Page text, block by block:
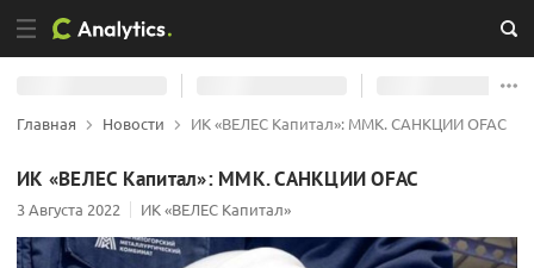
Главная Новости ИК «ВЕЛЕС Капитал»: ММК. САНКЦИИ OFAC
ИК «ВЕЛЕС Капитал»: ММК. САНКЦИИ OFAC
3 Августа 2022 ИК «ВЕЛЕС Капитал»